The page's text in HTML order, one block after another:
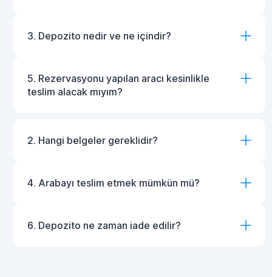
3. Depozito nedir ve ne içindir?
5. Rezervasyonu yapılan aracı kesinlikle
teslim alacak mıyım?
2. Hangi belgeler gereklidir?
4. Arabayı teslim etmek mümkün mü?
6. Depozito ne zaman iade edilir?